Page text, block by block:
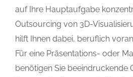
auf Ihre Hauptaufgabe
Outsourcing von 3D-
hilft Ihnen dabei, beruflich
Für eine Präsentations- oder
benötigen Sie beeindruckende